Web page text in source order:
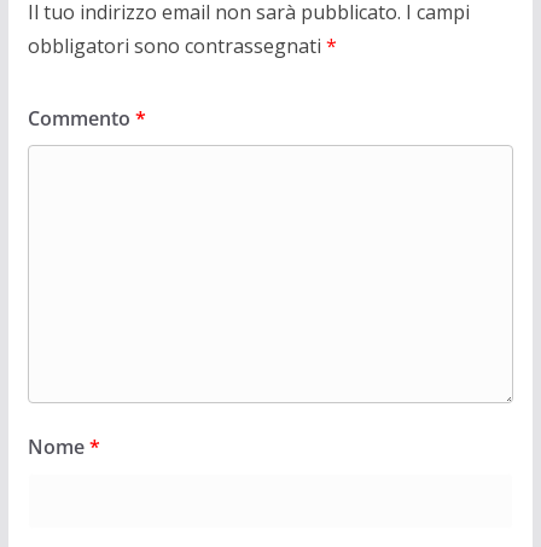
Il tuo indirizzo email non sarà pubblicato. I campi
obbligatori sono contrassegnati *
Commento *
Nome*